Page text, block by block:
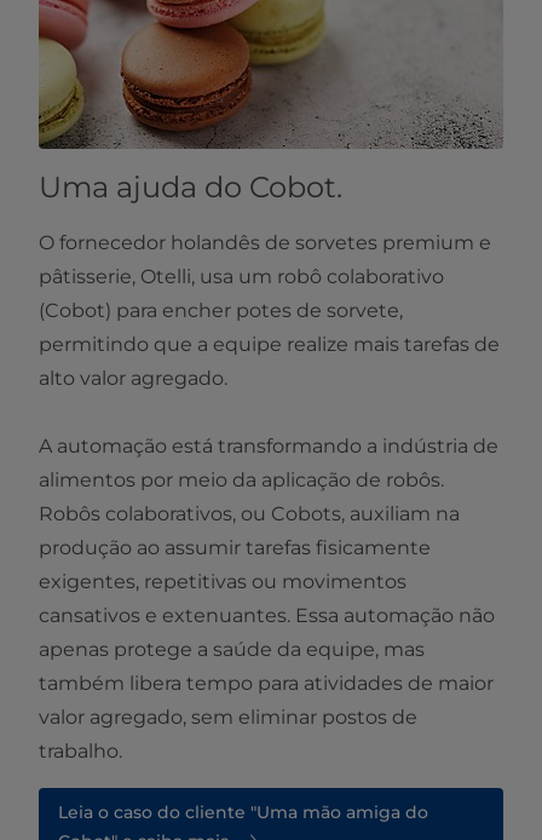
Uma ajuda do Cobot.
O fornecedor holandês de sorvetes premium e
pâtisserie, Otelli, usa um robô colaborativo
(Cobot) para encher potes de sorvete,
permitindo que a equipe realize mais tarefas de
alto valor agregado.
A automação está transformando a indústria de
alimentos por meio da aplicação de robôs.
Robôs colaborativos, ou Cobots, auxiliam na
produção ao assumir tarefas fisicamente
exigentes, repetitivas ou movimentos
cansativos e extenuantes. Essa automação não
apenas protege a saúde da equipe, mas
também libera tempo para atividades de maior
valor agregado, sem eliminar postos de
trabalho.
Leia o caso do cliente "Uma mão amiga do